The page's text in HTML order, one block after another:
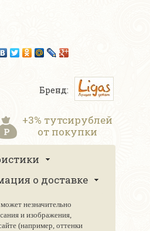
Бренд:
+3% тутсирублей
от покупки
о доставке
незначительно
и изображения,
(например, оттенки